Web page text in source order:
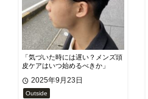
「気づいた時には遅い？メンズ頭
皮ケアはいつ始めるべきか」
2025年9月23日
Outside